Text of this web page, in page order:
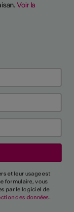
Voir la
et leur usage est
formulaire, vous
par le logiciel de
des données.